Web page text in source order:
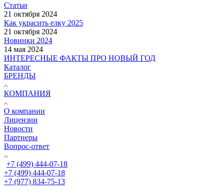
Статьи
21 октября 2024
Как украсить елку 2025
21 октября 2024
Новинки 2024
14 мая 2024
ИНТЕРЕСНЫЕ ФАКТЫ ПРО НОВЫЙ ГОД
Каталог
БРЕНДЫ
КОМПАНИЯ
О компании
Лицензии
Новости
Партнеры
Вопрос-ответ
+7 (499) 444-07-18
+7 (499) 444-07-18
+7 (977) 834-75-13